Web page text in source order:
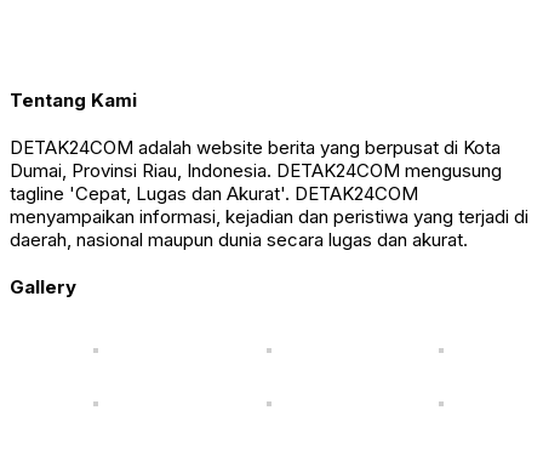
Tentang Kami
DETAK24COM adalah website berita yang berpusat di Kota
Dumai, Provinsi Riau, Indonesia. DETAK24COM mengusung
tagline 'Cepat, Lugas dan Akurat'. DETAK24COM
menyampaikan informasi, kejadian dan peristiwa yang terjadi di
daerah, nasional maupun dunia secara lugas dan akurat.
Gallery